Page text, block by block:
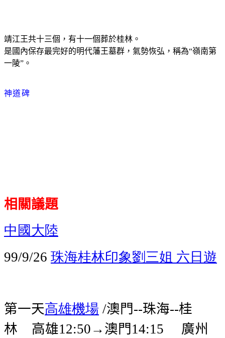
靖江王共十三個，有十一個葬於桂林。
是國內保存最完好的明代藩王墓群，氣勢恢弘，稱為“嶺南第
一陵”。
神道碑
相關議題
中國大陸
99/9/26 珠海桂林印象劉三姐 六日遊
第一天高雄機場 /澳門--珠海--桂
林
高雄12:50 →澳門14:15 廣州